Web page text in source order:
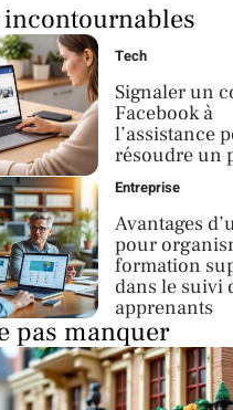
incontournables
Tech
Signaler un
Facebook à
l’assistance
résoudre un
Entreprise
Avantages
pour
formation
dans le suivi
apprenants
pas manquer